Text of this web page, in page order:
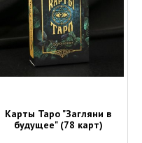
Карты Таро "Загляни в
будущее" (78 карт)